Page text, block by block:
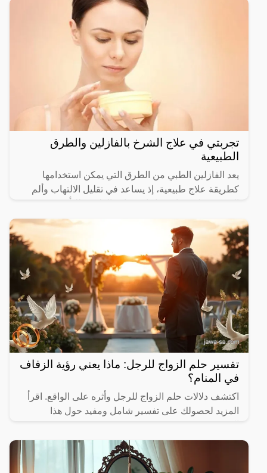
تجربتي في علاج الشرخ بالفازلين والطرق
الطبيعية
يعد الفازلين الطبي من الطرق التي يمكن استخدامها
كطريقة علاج طبيعية، إذ يساعد في تقليل الالتهاب وألم
مناسبته مع
تفسير حلم الزواج للرجل: ماذا يعني رؤية الزفاف
في المنام؟
اكتشف دلالات حلم الزواج للرجل وأثره على الواقع. اقرأ
المزيد لحصولك على تفسير شامل ومفيد حول هذا